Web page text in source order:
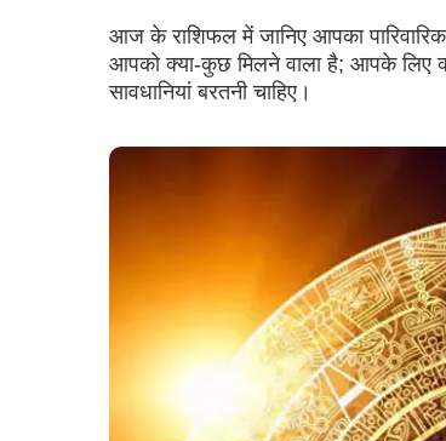
आज के राशिफल में जानिए आपका
आपको क्या-कुछ मिलने वाला है; आपके लिए
सावधानियां बरतनी चाहिए।